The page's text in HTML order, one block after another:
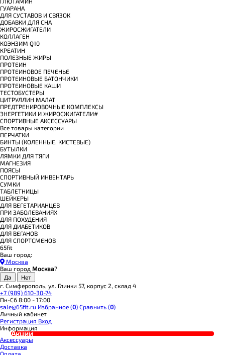
ГУАРАНА
ДЛЯ СУСТАВОВ И СВЯЗОК
ДОБАВКИ ДЛЯ СНА
ЖИРОСЖИГАТЕЛИ
КОЛЛАГЕН
КОЭНЗИМ Q10
КРЕАТИН
ПОЛЕЗНЫЕ ЖИРЫ
ПРОТЕИН
ПРОТЕИНОВОЕ ПЕЧЕНЬЕ
ПРОТЕИНОВЫЕ БАТОНЧИКИ
ПРОТЕИНОВЫЕ КАШИ
ТЕСТОБУСТЕРЫ
ЦИТРУЛЛИН МАЛАТ
ПРЕДТРЕНИРОВОЧНЫЕ КОМПЛЕКСЫ
ЭНЕРГЕТИКИ И ЖИРОСЖИГАТЕЛИ#
СПОРТИВНЫЕ АКСЕССУАРЫ
Все товары категории
ПЕРЧАТКИ
БИНТЫ (КОЛЕННЫЕ, КИСТЕВЫЕ)
БУТЫЛКИ
ЛЯМКИ ДЛЯ ТЯГИ
МАГНЕЗИЯ
ПОЯСЫ
СПОРТИВНЫЙ ИНВЕНТАРЬ
СУМКИ
ТАБЛЕТНИЦЫ
ШЕЙКЕРЫ
ДЛЯ ВЕГЕТАРИАНЦЕВ
ПРИ ЗАБОЛЕВАНИЯХ
ДЛЯ ПОХУДЕНИЯ
ДЛЯ ДИАБЕТИКОВ
ДЛЯ ВЕГАНОВ
ДЛЯ СПОРТСМЕНОВ
65fit
Ваш город:
Москва
Ваш город Москва?
г. Симферополь, ул. Глинки 57, корпус 2, склад 4
+7 (989) 610-30-74
Пн-Сб 8:00 - 17:00
sale@65fit.ru Избранное (0) Сравнить (0)
Личный кабинет
Регистрация Вход
Информация
Акции
Аксессуары
Доставка
Оплата